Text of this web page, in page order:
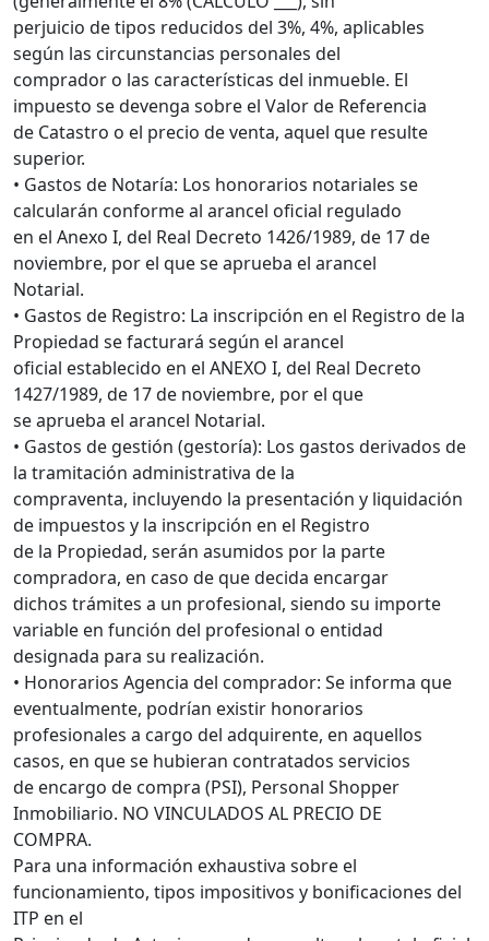
perjuicio de tipos reducidos del 3%, 4%, aplicables
según las circunstancias personales del
comprador o las características del inmueble. El
impuesto se devenga sobre el Valor de Referencia
de Catastro o el precio de venta, aquel que resulte
superior.
• Gastos de Notaría: Los honorarios notariales se
calcularán conforme al arancel oficial regulado
en el Anexo I, del Real Decreto 1426/1989, de 17 de
noviembre, por el que se aprueba el arancel
Notarial.
• Gastos de Registro: La inscripción en el Registro de la
Propiedad se facturará según el arancel
oficial establecido en el ANEXO I, del Real Decreto
1427/1989, de 17 de noviembre, por el que
se aprueba el arancel Notarial.
• Gastos de gestión (gestoría): Los gastos derivados de
la tramitación administrativa de la
compraventa, incluyendo la presentación y liquidación
de impuestos y la inscripción en el Registro
de la Propiedad, serán asumidos por la parte
compradora, en caso de que decida encargar
dichos trámites a un profesional, siendo su importe
variable en función del profesional o entidad
designada para su realización.
• Honorarios Agencia del comprador: Se informa que
eventualmente, podrían existir honorarios
profesionales a cargo del adquirente, en aquellos
casos, en que se hubieran contratados servicios
de encargo de compra (PSI), Personal Shopper
Inmobiliario. NO VINCULADOS AL PRECIO DE
COMPRA.
Para una información exhaustiva sobre el
funcionamiento, tipos impositivos y bonificaciones del
ITP en el